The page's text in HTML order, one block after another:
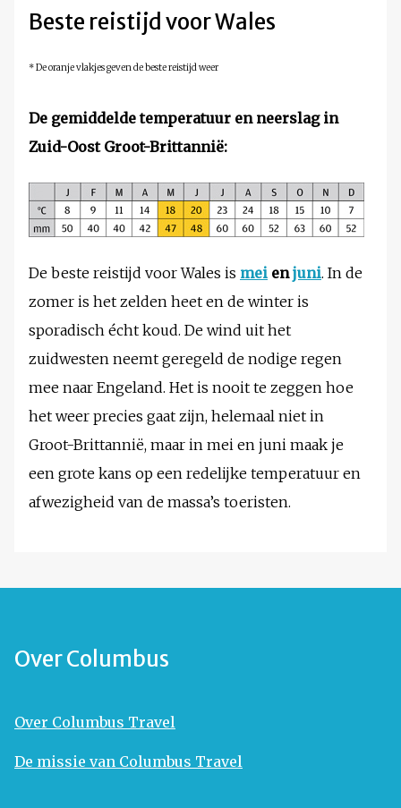
Beste reistijd voor Wales
* De oranje vlakjes geven de beste reistijd weer
De gemiddelde temperatuur en neerslag in
Zuid-Oost Groot-Brittannië:
De beste reistijd voor Wales is mei enjuni. In de
zomer is het zelden heet en de winter is
sporadisch écht koud. De wind uit het
zuidwesten neemt geregeld de nodige regen
mee naar Engeland. Het is nooit te zeggen hoe
het weer precies gaat zijn, helemaal niet in
Groot-Brittannië, maar in mei en juni maak je
een grote kans op een redelijke temperatuur en
afwezigheid van de massa’s toeristen.
Over Columbus
Over Columbus Travel
De missie van Columbus Travel